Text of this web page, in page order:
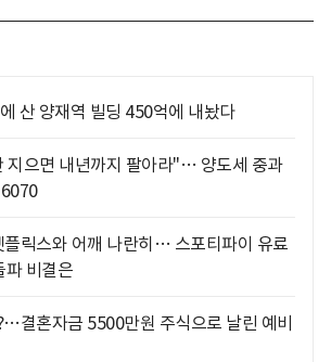
산 양재역 빌딩 450억에 내놨다
지으면 내년까지 팔아라"… 양도세 중과
플릭스와 어깨 나란히… 스포티파이 유료
파 비결은
결혼자금 5500만원 주식으로 날린 예비